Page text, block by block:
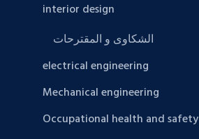
interior design
الشكاوى و المقترحات
electrical engineering
Mechanical engineering
Occupational health and safety